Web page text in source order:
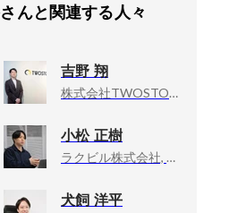
んと関連する人々
吉野 翔
株式会社TWOSTONE&Sons, 執行役員
小松 正樹
ラクビル株式会社, PdM
犬飼 洋平